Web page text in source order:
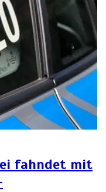
fahndet mit